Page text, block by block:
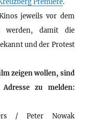
jeweils vor dem
werden, damit die
und der Protest
zeigen wollen, sind
zu melden:
/ Peter Nowak